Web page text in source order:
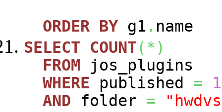
ORDER BY g1 . name
SELECT
COUNT(*)
FROM jos_plugins
WHERE published =
1
AND folder =